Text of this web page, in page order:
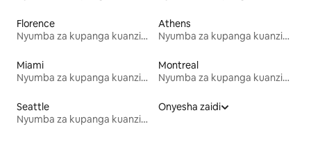
Florence
Nyumba za kupanga kuanzia mwezi mmoja
Athens
Nyumba za kupanga kuanzia mwezi mmoja
Miami
Nyumba za kupanga kuanzia mwezi mmoja
Montreal
Nyumba za kupanga kuanzia mwezi mmoja
Seattle
Nyumba za kupanga kuanzia mwezi mmoja
Onyesha zaidi